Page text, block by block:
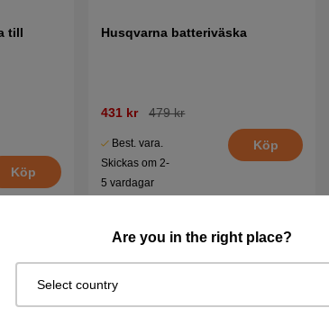
Are you in the right place?
Select country
till
Köp
Husqvarna batteriväska
431 kr 479 kr
Best. vara.
Skickas om 2-
5 vardagar
Köp